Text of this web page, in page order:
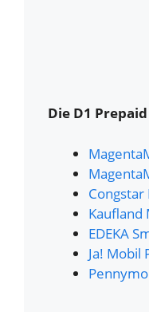
Die D1
Congstar
Kaufland
EDEKA
Ja! Mobil